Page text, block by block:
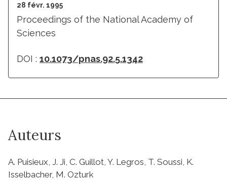
28 févr. 1995
Proceedings of the National Academy of
Sciences
DOI : 10.1073/pnas.92.5.1342
Auteurs
A. Puisieux, J. Ji, C. Guillot, Y. Legros, T. Soussi, K.
Isselbacher, M. Ozturk